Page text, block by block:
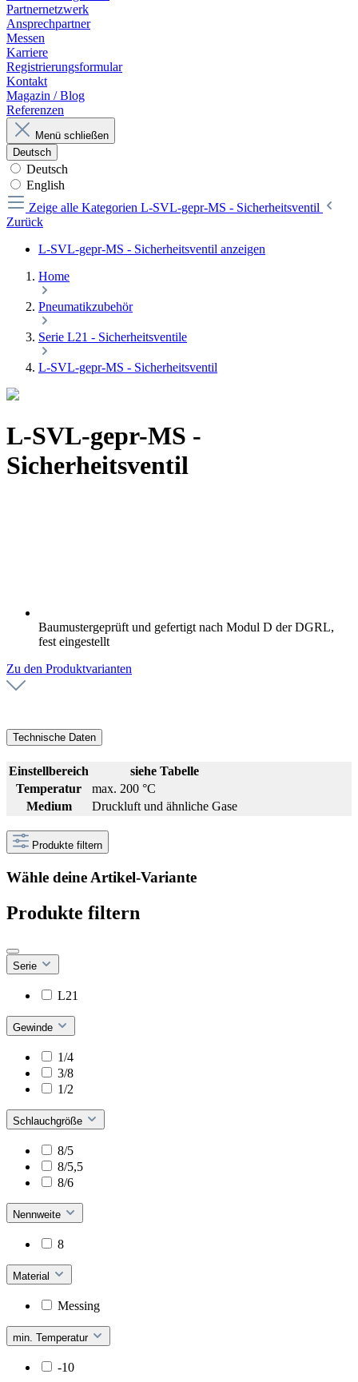
Partnernetzwerk
Ansprechpartner
Messen
Karriere
Registrierungsformular
Kontakt
Magazin / Blog
Referenzen
Menü schließen
Deutsch
Deutsch
English
Zeige alle Kategorien L-SVL-gepr-MS - Sicherheitsventil
Zurück
L-SVL-gepr-MS - Sicherheitsventil anzeigen
Home
Pneumatikzubehör
Serie L21 - Sicherheitsventile
L-SVL-gepr-MS - Sicherheitsventil
L-SVL-gepr-MS -
Sicherheitsventil
Baumustergeprüft und gefertigt nach Modul D der DGRL,
fest eingestellt
Zu den Produktvarianten
Technische Daten
Einstellbereich
siehe Tabelle
Temperatur
max. 200 °C
Medium
Druckluft und ähnliche Gase
Produkte filtern
Wähle deine Artikel-Variante
Produkte filtern
Serie
L21
Gewinde
1/4
3/8
1/2
Schlauchgröße
8/5
8/5,5
8/6
Nennweite
8
Material
Messing
min. Temperatur
-10